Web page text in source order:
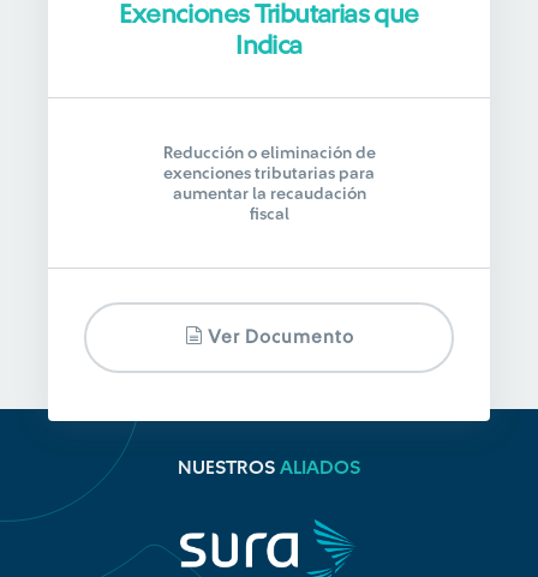
Exenciones Tributarias que
Indica
Reducción o eliminación de
exenciones tributarias para
aumentar la recaudación
fiscal
Ver Documento
NUESTROS ALIADOS